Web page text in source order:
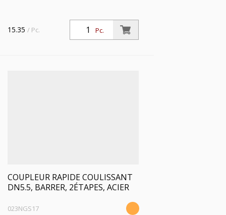
Pc.
15.35 / Pc.
COUPLEUR RAPIDE COULISSANT
DN5.5, BARRER, 2ÉTAPES, ACIER
023NGS17